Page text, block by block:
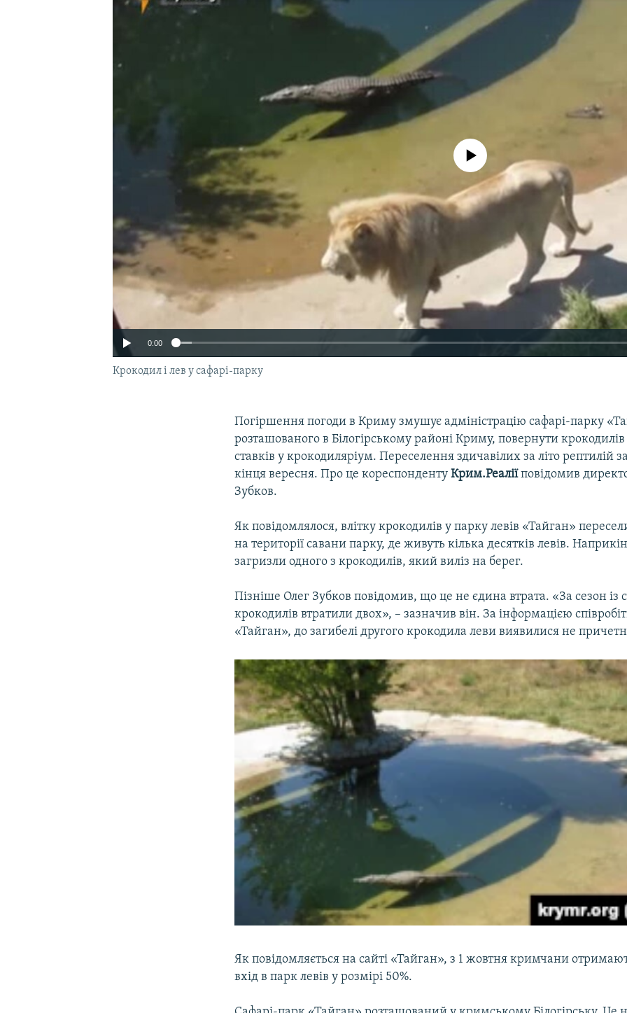
No media source currently available
0:00
Крокодил і лев у сафарі-парку
Погіршення погоди в Криму змушує адміністрацію сафарі-парку
розташованого в Білогірському районі Криму, повернути
ставків у крокодиляріум. Переселення здичавілих за літо рептилій
кінця вересня. Про це кореспондентуКрим.Реаліїповідомив
Зубков.
Як повідомлялося, влітку крокодилів у парку левів «Тайган»
на території савани парку, де живуть кілька десятків левів.
загризли одного з крокодилів, який виліз на берег.
Пізніше Олег Зубков повідомив, що це не єдина втрата. «За сезон із
крокодилів втратили двох», – зазначив він. За інформацією
«Тайган», до загибелі другого крокодила леви виявилися не
Як повідомляється на сайті «Тайган», з 1 жовтня кримчани
вхід в парк левів у розмірі 50%.